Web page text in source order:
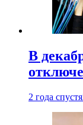
В
2 года спустя